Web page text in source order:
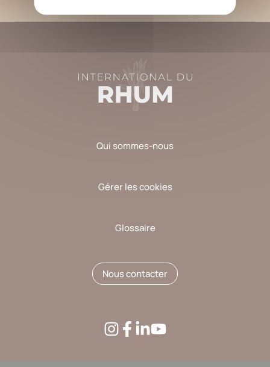
champ
vide.
Qui sommes-nous
Gérer les cookies
Glossaire
Nous contacter